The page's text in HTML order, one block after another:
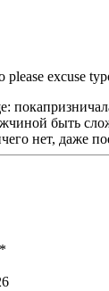
please excuse
быть
нет, даже